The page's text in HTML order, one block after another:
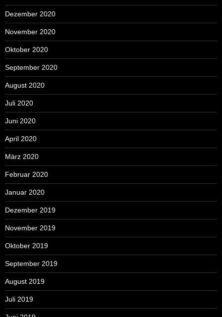
Dezember 2020
November 2020
Oktober 2020
September 2020
August 2020
Juli 2020
Juni 2020
April 2020
März 2020
Februar 2020
Januar 2020
Dezember 2019
November 2019
Oktober 2019
September 2019
August 2019
Juli 2019